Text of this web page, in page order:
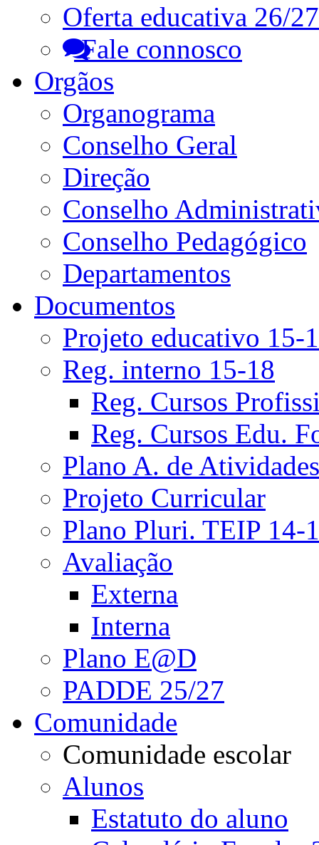
Oferta educativa 26/27
Fale connosco
Orgãos
Organograma
Conselho Geral
Direção
Conselho
Conselho Pedagógico
Departamentos
Documentos
Projeto educativo 15-
Reg. interno 15-18
Reg. Cursos
Reg. Cursos Edu.
Plano A. de Atividades
Projeto Curricular
Plano Pluri. TEIP 14-
Avaliação
Externa
Interna
Plano E@D
PADDE 25/27
Comunidade
Comunidade escolar
Alunos
Estatuto do aluno